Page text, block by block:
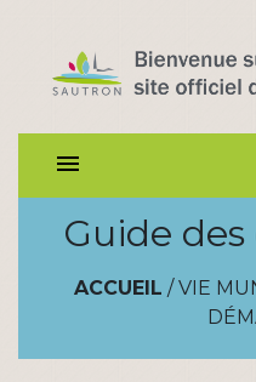
menu
Guide
ACCUEIL / VIE